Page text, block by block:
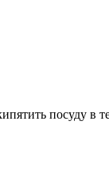
посуду в